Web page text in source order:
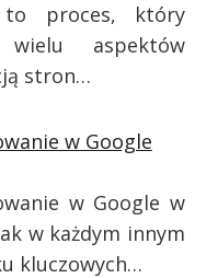
to proces, który
wielu aspektów
stron…
w Google
w Google w
w każdym innym
kluczowych…